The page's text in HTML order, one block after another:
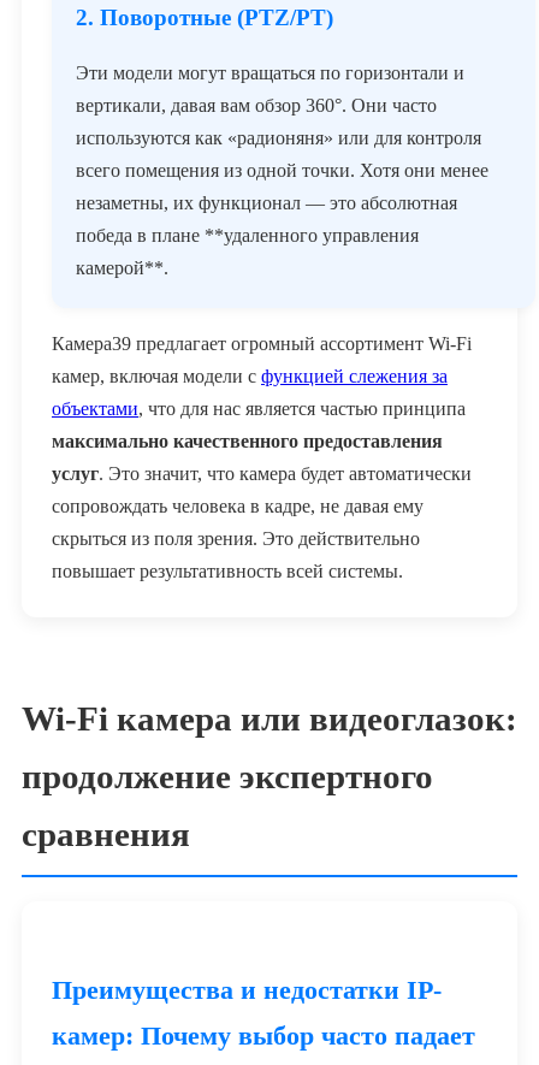
2. Поворотные (PTZ/PT)
Эти модели могут вращаться по горизонтали и
вертикали, давая вам обзор 360°. Они часто
используются как «радионяня» или для контроля
всего помещения из одной точки. Хотя они менее
незаметны, их функционал — это абсолютная
победа в плане **удаленного управления
камерой**.
Камера39 предлагает огромный ассортимент Wi-Fi
камер, включая модели с функцией слежения за
объектами, что для нас является частью принципа
максимально качественного предоставления
услуг. Это значит, что камера будет автоматически
сопровождать человека в кадре, не давая ему
скрыться из поля зрения. Это действительно
повышает результативность всей системы.
Wi-Fi камера или видеоглазок:
продолжение экспертного
сравнения
Преимущества и недостатки IP-
камер: Почему выбор часто падает